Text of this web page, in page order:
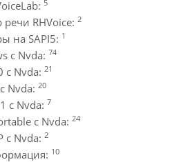
5
речи RHVoice: 2
на SAPI5: 1
с Nvda: 74
с Nvda: 21
Nvda: 20
с Nvda: 7
с Nvda: 24
с Nvda: 2
10